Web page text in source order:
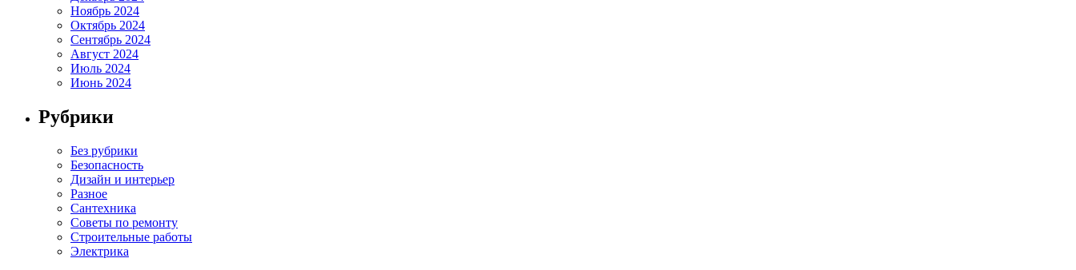
Ноябрь 2024
Октябрь 2024
Сентябрь 2024
Август 2024
Июль 2024
Июнь 2024
Рубрики
Без рубрики
Безопасность
Дизайн и интерьер
Разное
Сантехника
Советы по ремонту
Строительные работы
Электрика